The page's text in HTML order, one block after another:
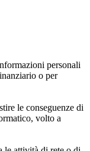
personali
o per
le conseguenze di
volto a